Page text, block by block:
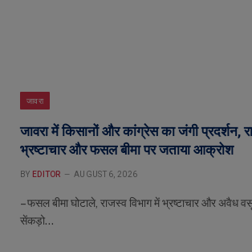
जावरा
जावरा में किसानों और कांग्रेस का जंगी प्रदर्शन,
भ्रष्टाचार और फसल बीमा पर जताया आक्रोश
BY EDITOR AUGUST 6, 2026
– फसल बीमा घोटाले, राजस्व विभाग में भ्रष्टाचार और अवैध
सेंकड़ो…